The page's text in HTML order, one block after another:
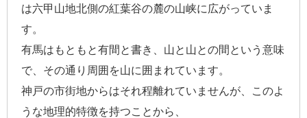
は六甲山地北側の紅葉谷の麓の山峡に広がっていま
す。
有馬はもともと有間と書き、山と山との間という意味
で、その通り周囲を山に囲まれています。
神戸の市街地からはそれ程離れていませんが、このよ
うな地理的特徴を持つことから、